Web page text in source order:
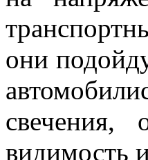
они
свечения,
видимость